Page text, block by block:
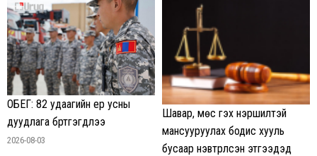
ОБЕГ: 82 удаагийн үер усны
дуудлага бүртгэгдлээ
2026-08-03
Шавар, мөс гэх нэршилтэй
мансууруулах бодис хууль
бусаар нэвтрүүлсэн этгээдэд